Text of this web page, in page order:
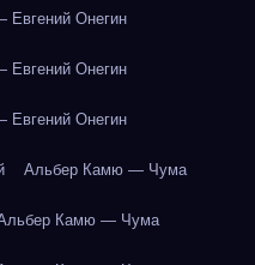
Онегин
Онегин
Онегин
Альбер Камю — Чума
Камю — Чума